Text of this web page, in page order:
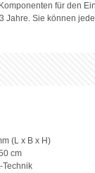
für den
Jahre. Sie können
(L x B x H)
cm
Technik